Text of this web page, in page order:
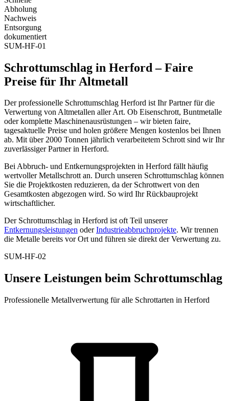
Abholung
Nachweis
Entsorgung
dokumentiert
SUM-HF-01
Schrottumschlag in Herford – Faire
Preise für Ihr Altmetall
Der professionelle Schrottumschlag Herford ist Ihr Partner für die
Verwertung von Altmetallen aller Art. Ob Eisenschrott, Buntmetalle
oder komplette Maschinenausrüstungen – wir bieten faire,
tagesaktuelle Preise und holen größere Mengen kostenlos bei Ihnen
ab. Mit über 2000 Tonnen jährlich verarbeitetem Schrott sind wir Ihr
zuverlässiger Partner in Herford.
Bei Abbruch- und Entkernungsprojekten in Herford fällt häufig
wertvoller Metallschrott an. Durch unseren Schrottumschlag können
Sie die Projektkosten reduzieren, da der Schrottwert von den
Gesamtkosten abgezogen wird. So wird Ihr Rückbauprojekt
wirtschaftlicher.
Der Schrottumschlag in Herford ist oft Teil unserer
Entkernungsleistungen oderIndustrieabbruchprojekte. Wir trennen
die Metalle bereits vor Ort und führen sie direkt der Verwertung zu.
SUM-HF-02
Unsere Leistungen beim Schrottumschlag
Professionelle Metallverwertung für alle Schrottarten in Herford